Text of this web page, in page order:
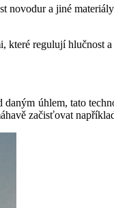
a jiné
které regulují hlučnost
daným úhlem, tato
začisťovat